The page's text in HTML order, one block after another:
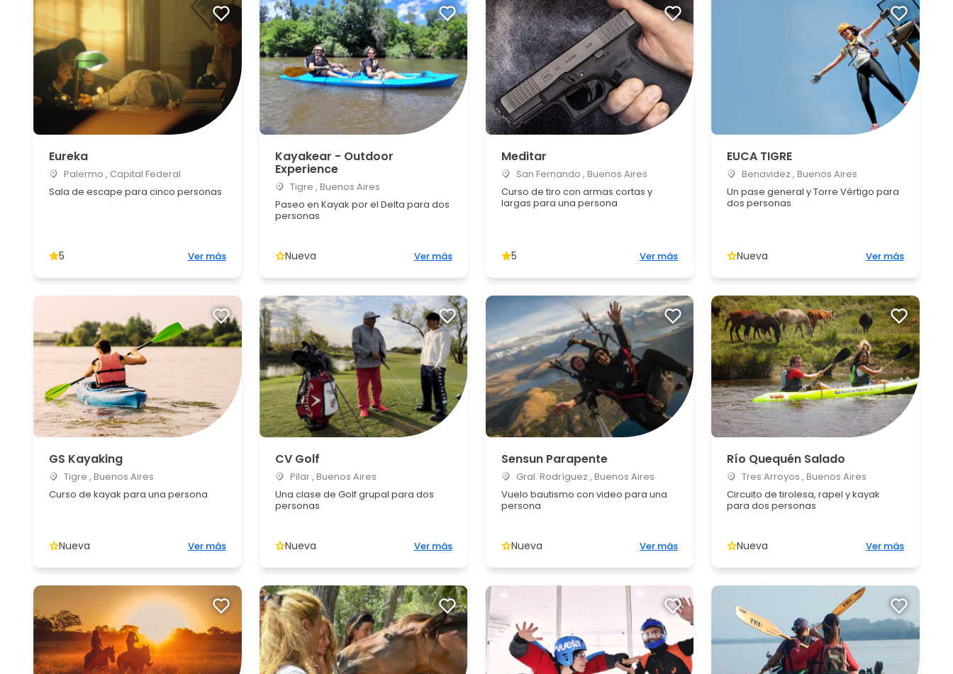
Eureka
Palermo , Capital Federal
Sala de escape para cinco personas
5 Ver más
Kayakear - Outdoor
Experience
Tigre , Buenos Aires
Paseo en Kayak por el Delta para dos
personas
Nueva Ver más
Meditar
San Fernando , Buenos Aires
Curso de tiro con armas cortas y
largas para una persona
5 Ver más
EUCA TIGRE
Benavidez , Buenos Aires
Un pase general y Torre Vértigo para
dos personas
Nueva Ver más
GS Kayaking
Tigre , Buenos Aires
Curso de kayak para una persona
Nueva Ver más
CV Golf
Pilar , Buenos Aires
Una clase de Golf grupal para dos
personas
Nueva Ver más
Sensun Parapente
Gral. Rodríguez , Buenos Aires
Vuelo bautismo con video para una
persona
Nueva Ver más
Río Quequén Salado
Tres Arroyos , Buenos Aires
Circuito de tirolesa, rapel y kayak
para dos personas
Nueva Ver más